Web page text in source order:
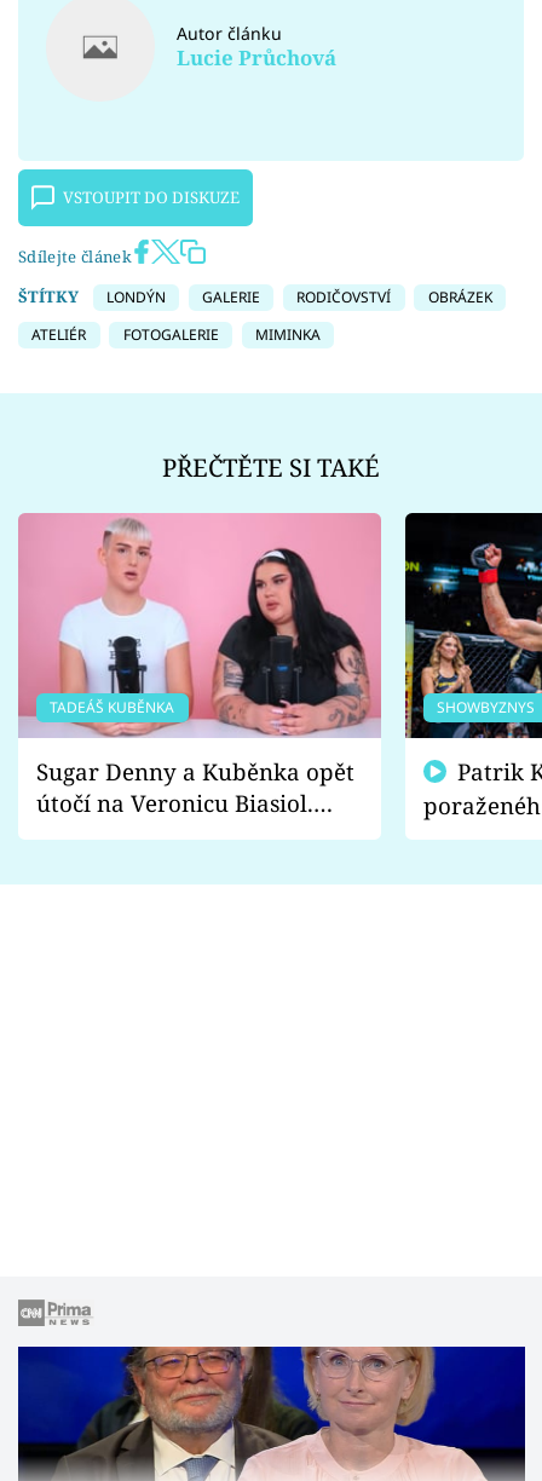
Autor článku
Lucie Průchová
VSTOUPIT DO DISKUZE
Sdílejte článek
ŠTÍTKY
LONDÝN GALERIE RODIČOVSTVÍ
OBRÁZEK
ATELIÉR
FOTOGALERIE MIMINKA
PŘEČTĚTE SI TAKÉ
TADEÁŠ KUBĚNKA
Sugar Denny a Kuběnka opět
útočí na Veronicu Biasiol.
Proč je podle nich falešná a
SHOWBYZNYS
fanoušci